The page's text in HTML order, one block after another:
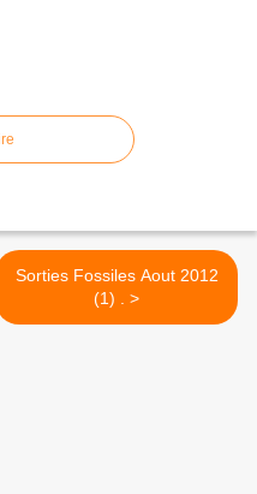
Sorties Fossiles Aout 2012
(1) . >